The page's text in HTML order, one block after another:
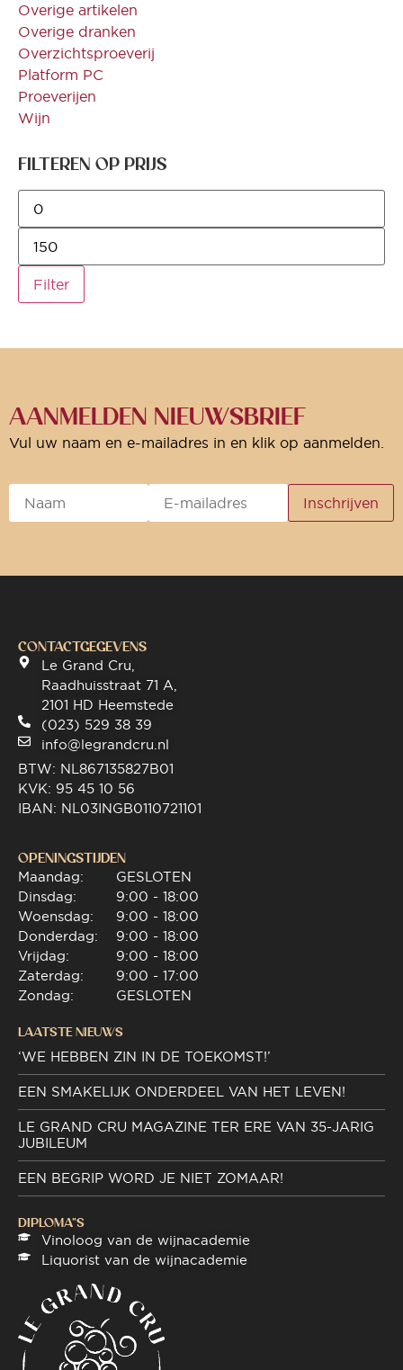
Overige artikelen
Overige dranken
Overzichtsproeverij
Platform PC
Proeverijen
Wijn
FILTEREN OP PRIJS
Filter
AANMELDEN NIEUWSBRIEF
Vul uw naam en e-mailadres in en klik op aanmelden.
CONTACTGEGEVENS
Le Grand Cru,
Raadhuisstraat 71 A,
2101 HD Heemstede
(023) 529 38 39
info@legrandcru.nl
BTW: NL867135827B01
KVK: 95 45 10 56
IBAN: NL03INGB0110721101
OPENINGSTIJDEN
Maandag:
Dinsdag:
Woensdag:
Donderdag:
Vrijdag:
Zaterdag:
Zondag:
GESLOTEN
9:00 - 18:00
9:00 - 18:00
9:00 - 18:00
9:00 - 18:00
9:00 - 17:00
GESLOTEN
LAATSTE NIEUWS
‘WE HEBBEN ZIN IN DE TOEKOMST!’
EEN SMAKELIJK ONDERDEEL VAN HET LEVEN!
LE GRAND CRU MAGAZINE TER ERE VAN 35-JARIG
JUBILEUM
EEN BEGRIP WORD JE NIET ZOMAAR!
DIPLOMA"S
Vinoloog van de wijnacademie
Liquorist van de wijnacademie